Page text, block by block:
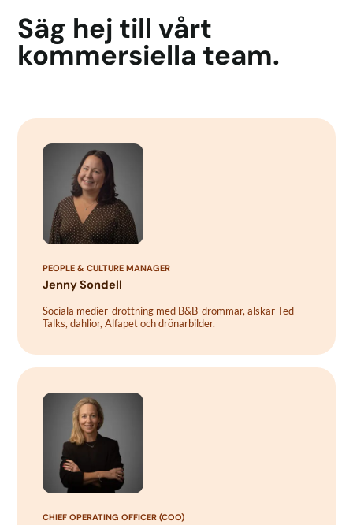
Säg hej till vårt
kommersiella team.
PEOPLE & CULTURE MANAGER
Jenny Sondell
Sociala medier-drottning med B&B-drömmar, älskar Ted
Talks, dahlior, Alfapet och drönarbilder.
CHIEF OPERATING OFFICER (COO)